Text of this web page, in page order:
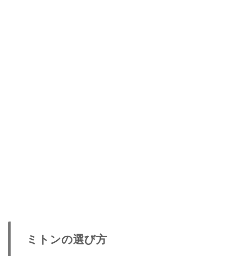
ミトンの選び方